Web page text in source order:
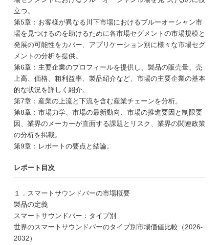
立つ。
第5章：お客様が異なる川下市場におけるブルーオーシャン市
場を見つけるのを助けるために各市場セグメントの市場規模と
発展の可能性をカバー、アプリケーション別に様々な市場セグ
メントの分析を提供。
第6章：主要企業のプロフィールを提供し、製品の販売量、売
上高、価格、粗利益率、製品紹介など、市場の主要企業の基本
的な状況を詳しく紹介。
第7章：産業の上流と下流を含む産業チェーンを分析。
第8章：市場力学、市場の最新動向、市場の推進要因と制限要
因、業界のメーカーが直面する課題とリスク、業界の関連政策
の分析を掲載。
第9章：レポートの要点と結論。
レポート目次
１．スマートサウンドバーの市場概要
製品の定義
スマートサウンドバー：タイプ別
世界のスマートサウンドバーのタイプ別市場価値比較（2026-
2032）